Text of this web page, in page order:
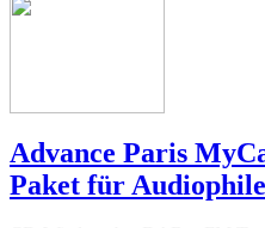
Advance Paris
Paket für Audiophile